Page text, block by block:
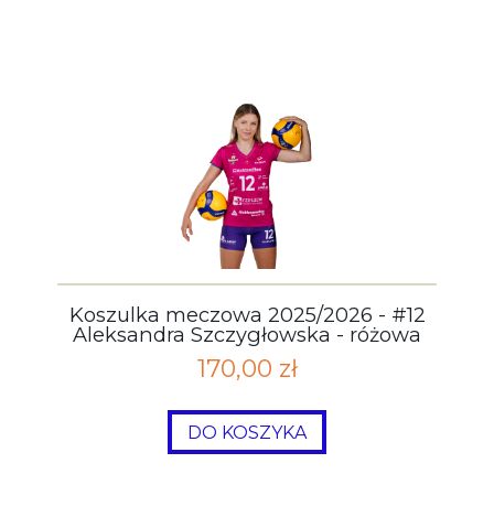
Koszulka meczowa 2025/2026 - #12
Aleksandra Szczygłowska - różowa
170,00 zł
DO KOSZYKA